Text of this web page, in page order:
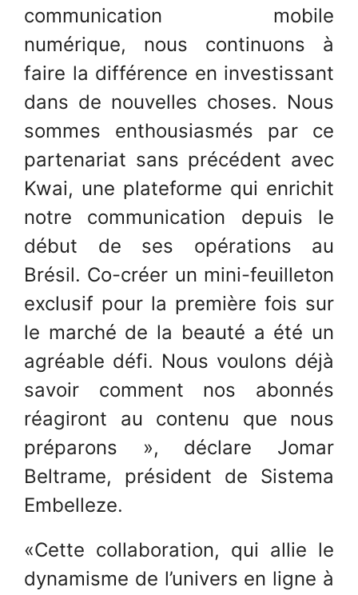
communication mobile
numérique, nous continuons à
faire la différence en investissant
dans de nouvelles choses. Nous
sommes enthousiasmés par ce
partenariat sans précédent avec
Kwai, une plateforme qui enrichit
notre communication depuis le
début de ses opérations au
Brésil. Co-créer un mini-feuilleton
exclusif pour la première fois sur
le marché de la beauté a été un
agréable défi. Nous voulons déjà
savoir comment nos abonnés
réagiront au contenu que nous
préparons », déclare Jomar
Beltrame, président de Sistema
Embelleze.
«Cette collaboration, qui allie le
dynamisme de l’univers en ligne à